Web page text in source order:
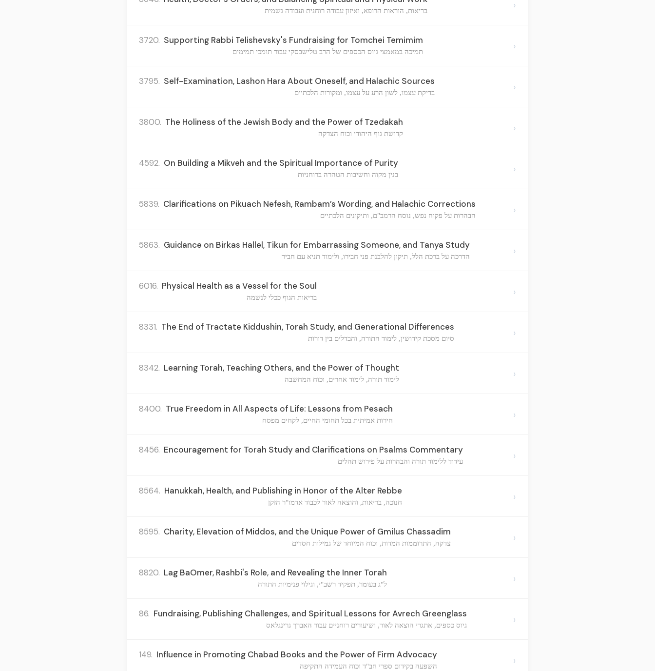
בריאות, הוראות הרופא, ואיזון עבודה רוחנית ועבודה גשמית ›
3720. Supporting Rabbi Telishevsky's Fundraising for Tomchei Temimim
תמיכה במאמצי גיוס הכספים של הרב טלישבסקי עבור תומכי תמימים ›
3795. Self-Examination, Lashon Hara About Oneself, and Halachic Sources
בדיקת עצמו, לשון הרע על עצמו, ומקורות הלכתיים ›
3800. The Holiness of the Jewish Body and the Power of Tzedakah
קדושת גוף היהודי וכוח הצדקה ›
4592. On Building a Mikveh and the Spiritual Importance of Purity
בנין מקוה וחשיבות הטהרה ברוחניות ›
5839. Clarifications on Pikuach Nefesh, Rambam’s Wording, and Halachic Corrections
הבהרות על פקוח נפש, נוסח הרמב"ם, ותיקונים הלכתיים ›
5863. Guidance on Birkas Hallel, Tikun for Embarrassing Someone, and Tanya Study
הדרכה על ברכת הלל, תיקון להלבנת פני חבירו, ולימוד תניא עם חביר ›
6016. Physical Health as a Vessel for the Soul
בריאות הגוף ככלי לנשמה ›
8331. The End of Tractate Kiddushin, Torah Study, and Generational Differences
סיום מסכת קידושין, לימוד התורה, והבדלים בין דורות ›
8342. Learning Torah, Teaching Others, and the Power of Thought
לימוד תורה, לימוד אחרים, וכוח המחשבה ›
8400. True Freedom in All Aspects of Life: Lessons from Pesach
חירות אמיתית בכל תחומי החיים, לקחים מפסח ›
8456. Encouragement for Torah Study and Clarifications on Psalms Commentary
עידוד ללימוד תורה והבהרות על פירוש תהלים ›
8564. Hanukkah, Health, and Publishing in Honor of the Alter Rebbe
חנוכה, בריאות, והוצאה לאור לכבוד אדמו"ר הזקן ›
8595. Charity, Elevation of Middos, and the Unique Power of Gmilus Chassadim
צדקה, התרוממות המדות, וכוח המיוחד של גמילות חסדים ›
8820. Lag BaOmer, Rashbi's Role, and Revealing the Inner Torah
ל"ג בעומר, תפקיד רשב"י, וגילוי פנימיות התורה ›
86. Fundraising, Publishing Challenges, and Spiritual Lessons for Avrech Greenglass
גיוס כספים, אתגרי הוצאה לאור, ושיעורים רוחניים עבור האברך גרינגלאס ›
149. Influence in Promoting Chabad Books and the Power of Firm Advocacy
השפעה בקידום ספרי חב"ד וכוח העמידה התקיפה ›